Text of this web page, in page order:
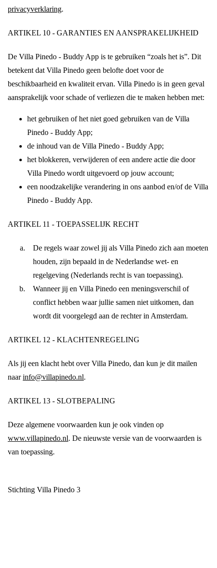
privacyverklaring.
ARTIKEL 10 - GARANTIES EN AANSPRAKELIJKHEID
De Villa Pinedo - Buddy App is te gebruiken “zoals het is”. Dit
betekent dat Villa Pinedo geen belofte doet voor de
beschikbaarheid en kwaliteit ervan. Villa Pinedo is in geen geval
aansprakelijk voor schade of verliezen die te maken hebben met:
het gebruiken of het niet goed gebruiken van de Villa
Pinedo - Buddy App;
de inhoud van de Villa Pinedo - Buddy App;
het blokkeren, verwijderen of een andere actie die door
Villa Pinedo wordt uitgevoerd op jouw account;
een noodzakelijke verandering in ons aanbod en/of de Villa
Pinedo - Buddy App.
ARTIKEL 11 - TOEPASSELIJK RECHT
De regels waar zowel jij als Villa Pinedo zich aan moeten
houden, zijn bepaald in de Nederlandse wet- en
regelgeving (Nederlands recht is van toepassing).
Wanneer jij en Villa Pinedo een meningsverschil of
conflict hebben waar jullie samen niet uitkomen, dan
wordt dit voorgelegd aan de rechter in Amsterdam.
ARTIKEL 12 - KLACHTENREGELING
Als jij een klacht hebt over Villa Pinedo, dan kun je dit mailen
naarinfo@villapinedo.nl.
ARTIKEL 13 - SLOTBEPALING
Deze algemene voorwaarden kun je ook vinden op
www.villapinedo.nl. De nieuwste versie van de voorwaarden is
van toepassing.
Stichting Villa Pinedo 3